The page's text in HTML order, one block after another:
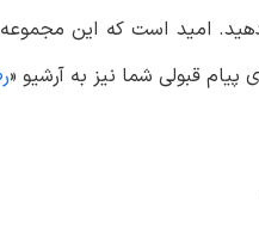
امید است که این
قبولی شما نیز به آرشیو «